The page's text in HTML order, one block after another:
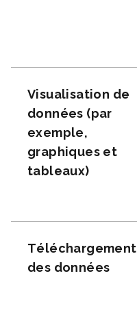
Visualisation de
données (par
exemple,
graphiques et
tableaux)
Téléchargement
des données